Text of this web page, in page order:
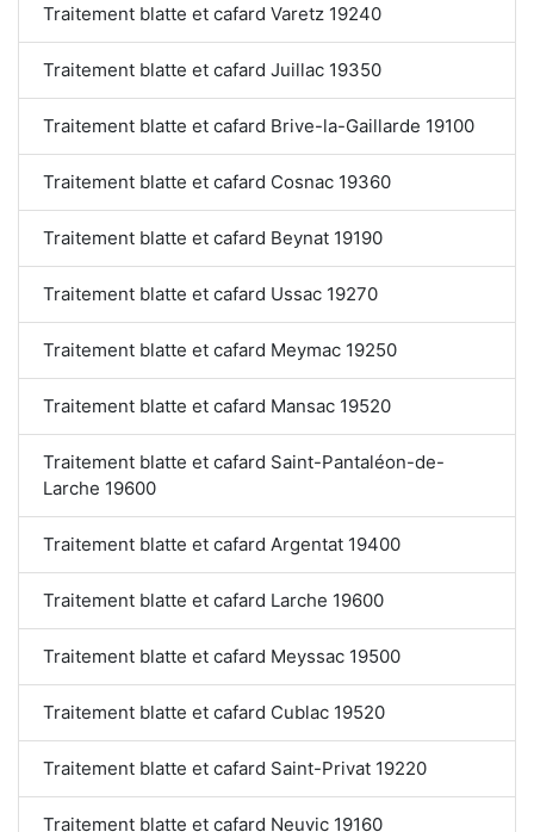
Traitement blatte et cafard Varetz 19240
Traitement blatte et cafard Juillac 19350
Traitement blatte et cafard Brive-la-Gaillarde 19100
Traitement blatte et cafard Cosnac 19360
Traitement blatte et cafard Beynat 19190
Traitement blatte et cafard Ussac 19270
Traitement blatte et cafard Meymac 19250
Traitement blatte et cafard Mansac 19520
Traitement blatte et cafard Saint-Pantaléon-de-
Larche 19600
Traitement blatte et cafard Argentat 19400
Traitement blatte et cafard Larche 19600
Traitement blatte et cafard Meyssac 19500
Traitement blatte et cafard Cublac 19520
Traitement blatte et cafard Saint-Privat 19220
Traitement blatte et cafard Neuvic 19160